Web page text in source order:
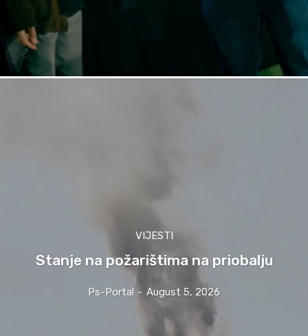
VIJESTI
Stanje na požarištima na priobalju
Ps-Portal - August 5, 2026